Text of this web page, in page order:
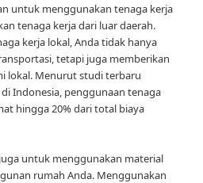
untuk menggunakan tenaga kerja
tenaga kerja dari luar daerah.
kerja lokal, Anda tidak hanya
tetapi juga memberikan
lokal. Menurut studi terbaru
Indonesia, penggunaan tenaga
hingga 20% dari total biaya
untuk menggunakan material
rumah Anda. Menggunakan